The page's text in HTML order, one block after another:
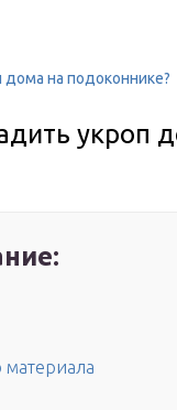
дома на подоконнике?
укроп
материала